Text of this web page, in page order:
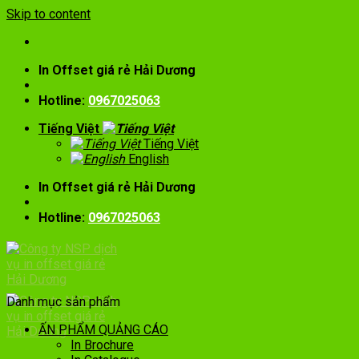
Skip to content
In Offset giá rẻ Hải Dương
Hotline: 0967025063
Tiếng Việt
Tiếng Việt
English
In Offset giá rẻ Hải Dương
Hotline: 0967025063
Danh mục sản phẩm
ẤN PHẨM QUẢNG CÁO
In Brochure